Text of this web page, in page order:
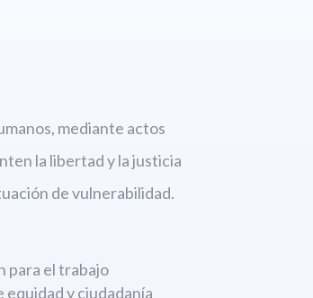
mediante actos
la libertady la justicia
de vulnerabilidad.
para el trabajo
y ciudadanía